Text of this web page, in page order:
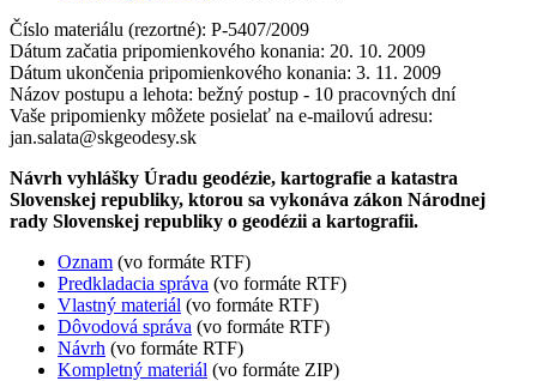
Číslo materiálu (rezortné): P-5407/2009
Dátum začatia pripomienkového konania: 20. 10. 2009
Dátum ukončenia pripomienkového konania: 3. 11. 2009
Názov postupu a lehota: bežný postup - 10 pracovných dní
Vaše pripomienky môžete posielať na e-mailovú adresu:
jan.salata@skgeodesy.sk
Návrh vyhlášky Úradu geodézie, kartografie a katastra
Slovenskej republiky, ktorou sa vykonáva zákon Národnej
rady Slovenskej republiky o geodézii a kartografii.
Oznam (vo formáte RTF)
Predkladacia správa (vo formáte RTF)
Vlastný materiál (vo formáte RTF)
Dôvodová správa (vo formáte RTF)
Návrh (vo formáte RTF)
Kompletný materiál (vo formáte ZIP)